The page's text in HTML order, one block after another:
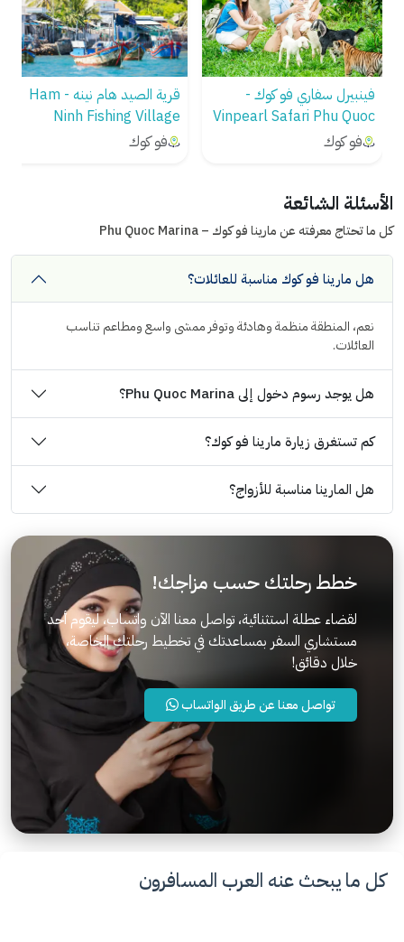
فينبيرل سفاري فو كوك -
Vinpearl Safari Phu Quoc
فو كوك
قرية الصيد هام نينه - Ham
Ninh Fishing Village
فو كوك
الأسئلة الشائعة
كل ما تحتاج معرفته عن مارينا فو كوك – Phu Quoc Marina
هل مارينا فو كوك مناسبة للعائلات؟
نعم، المنطقة منظمة وهادئة وتوفر ممشى واسع ومطاعم تناسب
العائلات.
هل يوجد رسوم دخول إلى Phu Quoc Marina؟
كم تستغرق زيارة مارينا فو كوك؟
هل المارينا مناسبة للأزواج؟
خطط رحلتك حسب مزاجك!
لقضاء عطلة استثنائية، تواصل معنا الآن واتساب، ليقوم أحد
مستشاري السفر بمساعدتك في تخطيط رحلتك الخاصة،
خلال دقائق!
تواصل معنا عن طريق الواتساب
كل ما يبحث عنه العرب المسافرون